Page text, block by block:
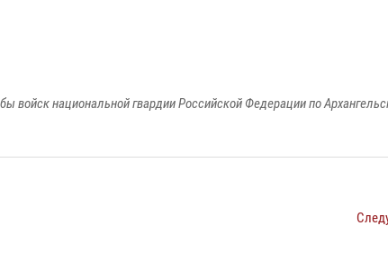
войск национальной гвардии Российской Федерации по